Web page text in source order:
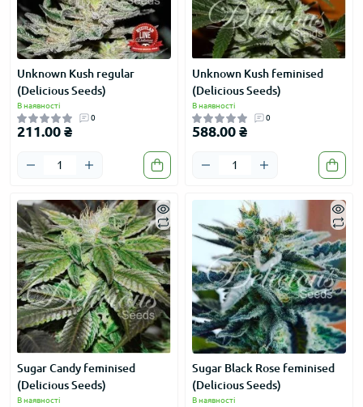
Unknown Kush regular
(Delicious Seeds)
В наявності
0
211.00 ₴
Unknown Kush feminised
(Delicious Seeds)
В наявності
0
588.00 ₴
Sugar Candy feminised
(Delicious Seeds)
В наявності
Sugar Black Rose feminised
(Delicious Seeds)
В наявності